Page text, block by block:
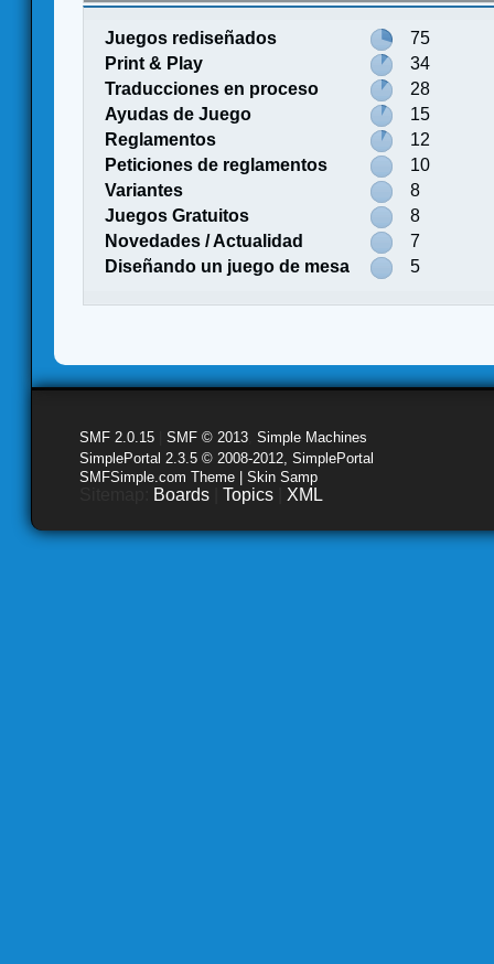
Juegos rediseñados
75
Print & Play
34
Traducciones en proceso
28
Ayudas de Juego
15
Reglamentos
12
Peticiones de reglamentos
10
Variantes
8
Juegos Gratuitos
8
Novedades / Actualidad
7
Diseñando un juego de mesa
5
SMF 2.0.15 SMF © 2013 Simple Machines
SimplePortal 2.3.5 © 2008-2012, SimplePortal
SMFSimple.com Theme | Skin Samp
Boards Topics XML